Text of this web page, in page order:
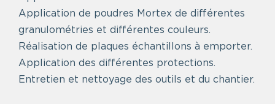
Application de poudres Mortex de différentes
granulométries et différentes couleurs.
Réalisation de plaques échantillons à emporter.
Application des différentes protections.
Entretien et nettoyage des outils et du chantier.